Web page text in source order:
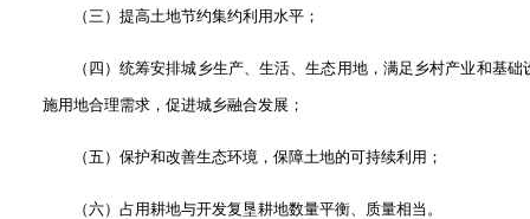
（三）提高土地节约集约利用水平；
（四）统筹安排城乡生产、生活、生态用地，满足乡村产业和基础
施用地合理需求，促进城乡融合发展；
（五）保护和改善生态环境，保障土地的可持续利用；
（六）占用耕地与开发复垦耕地数量平衡、质量相当。